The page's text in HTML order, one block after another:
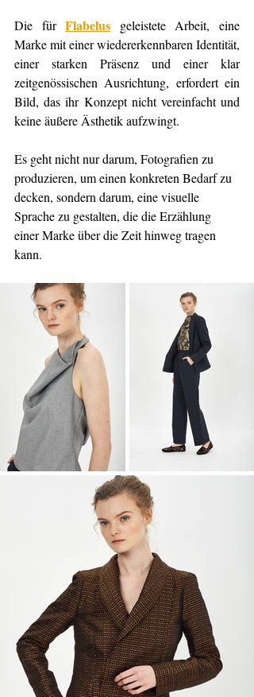
Die für Flabelus geleistete Arbeit, eine
Marke mit einer wiedererkennbaren Identität,
einer starken Präsenz und einer klar
zeitgenössischen Ausrichtung, erfordert ein
Bild, das ihr Konzept nicht vereinfacht und
keine äußere Ästhetik aufzwingt.
Es geht nicht nur darum, Fotografien zu
produzieren, um einen konkreten Bedarf zu
decken, sondern darum, eine visuelle
Sprache zu gestalten, die die Erzählung
einer Marke über die Zeit hinweg tragen
kann.